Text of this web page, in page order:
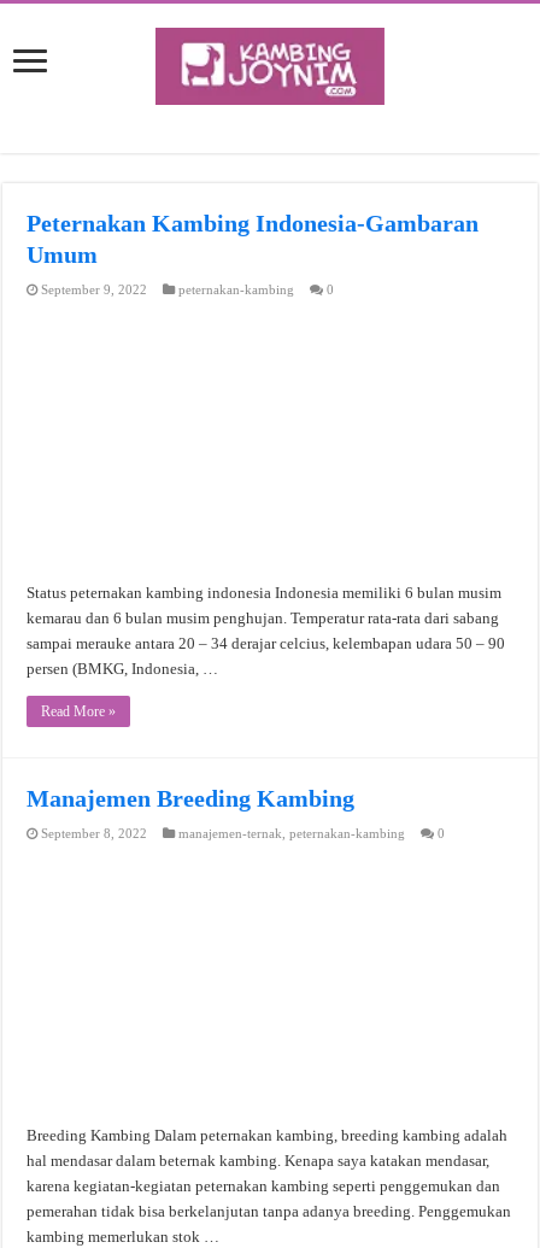
Peternakan Kambing Indonesia-Gambaran
Umum
September 9, 2022 peternakan-kambing 0
Status peternakan kambing indonesia Indonesia memiliki 6 bulan musim
kemarau dan 6 bulan musim penghujan. Temperatur rata-rata dari sabang
sampai merauke antara 20 – 34 derajar celcius, kelembapan udara 50 – 90
persen (BMKG, Indonesia, …
Read More »
Manajemen Breeding Kambing
September 8, 2022 manajemen-ternak ,peternakan-kambing 0
Breeding Kambing Dalam peternakan kambing, breeding kambing adalah
hal mendasar dalam beternak kambing. Kenapa saya katakan mendasar,
karena kegiatan-kegiatan peternakan kambing seperti penggemukan dan
pemerahan tidak bisa berkelanjutan tanpa adanya breeding. Penggemukan
kambing memerlukan stok …